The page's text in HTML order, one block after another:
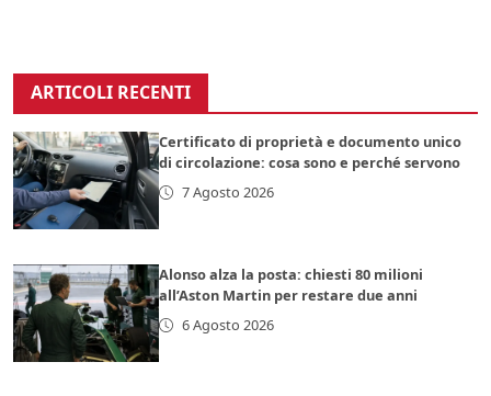
ARTICOLI RECENTI
Certificato di proprietà e documento unico
di circolazione: cosa sono e perché servono
7 Agosto 2026
Alonso alza la posta: chiesti 80 milioni
all’Aston Martin per restare due anni
6 Agosto 2026